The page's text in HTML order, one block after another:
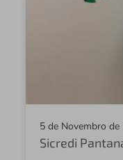
5 de Novembro de
Sicredi